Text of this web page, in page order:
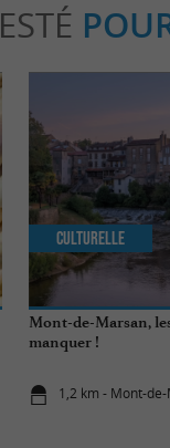
Mont-de-Marsan,
manquer !
1,2 km - Mont-
Culturelle